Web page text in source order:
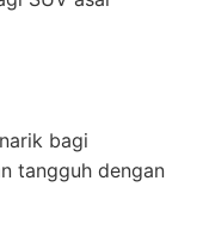
bagi
tangguh dengan